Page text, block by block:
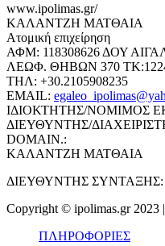
www.ipolimas.gr/
ΚΑΛΑΝΤΖΗ ΜΑΤΘΑΙΑ
Ατομική επιχείρηση
ΑΦΜ: 118308626 ΔΟΥ
ΛΕΩΦ. ΘΗΒΩΝ 370
ΤΗΛ: +30.2105908235
EMAIL:
ΙΔΙΟΚΤΗΤΗΣ/ΝΟΜΙΜΟΣ
ΔΙΕΥΘΥΝΤΗΣ/
DOMAIN.:
ΚΑΛΑΝΤΖΗ ΜΑΤΘΑΙΑ
ΔΙΕΥΘΥΝΤΗΣ
Copyright © ipolimas.gr 2023
ΠΛΗΡΟΦΟΡΙΕΣ